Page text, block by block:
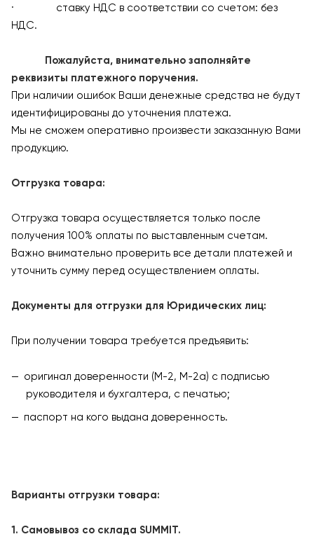
· ставку НДС в соответствии со счетом: без
НДС.
Пожалуйста, внимательно заполняйте
реквизиты платежного поручения.
При наличии ошибок Ваши денежные средства не будут
идентифицированы до уточнения платежа.
Мы не сможем оперативно произвести заказанную Вами
продукцию.
Отгрузка товара:
Отгрузка товара осуществляется только после
получения 100% оплаты по выставленным счетам.
Важно внимательно проверить все детали платежей и
уточнить сумму перед осуществлением оплаты.
Документы для отгрузки для Юридических лиц:
При получении товара требуется предъявить:
оригинал доверенности (М-2, М-2а) с подписью
руководителя и бухгалтера, с печатью;
паспорт на кого выдана доверенность.
Варианты отгрузки товара:
1. Самовывоз со склада SUMMIT.